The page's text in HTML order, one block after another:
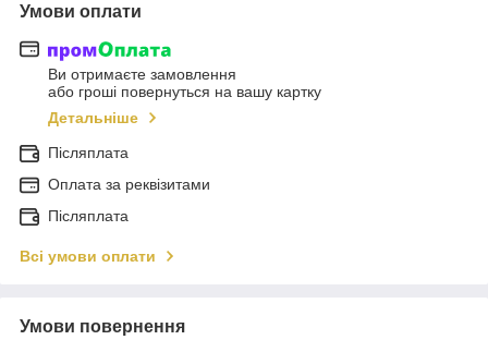
Умови оплати
Ви отримаєте замовлення
або гроші повернуться на вашу картку
Детальніше
Післяплата
Оплата за реквізитами
Післяплата
Всі умови оплати
Умови повернення